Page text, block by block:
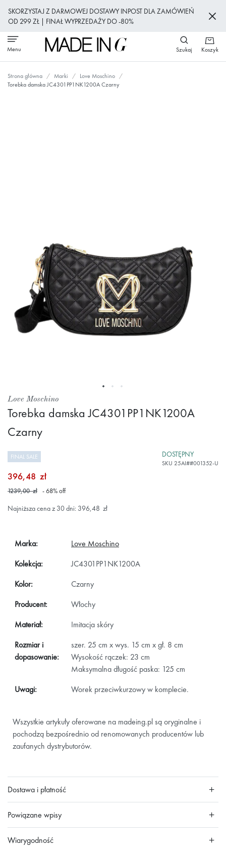
SKORZYSTAJ Z DARMOWEJ DOSTAWY INPOST DLA ZAMÓWIEŃ
OD 299 ZŁ | FINAŁ WYPRZEDAŻY DO -80%
do
treści
Menu Szukaj Koszyk
Strona główna Marki
Love Moschino
Torebka damska JC4301PP1NK1200A Czarny
Przejdź
na
początek
galerii
Love Moschino
Torebka damska JC4301PP1NK1200A
Czarny
FINAL SALE DOSTĘPNY
SKU 25AI##001352-U
396,48 zł
1239,00 zł - 68%off
Najniższa cena z 30 dni: 396,48 zł
Marka:
Love Moschino
Kolekcja:
JC4301PP1NK1200A
Kolor:
Czarny
Producent:
Włochy
Materiał:
Imitacja skóry
Rozmiar i
dopasowanie:
szer. 25 cm x wys. 15 cm x gł. 8 cm
Wysokość rączek: 23 cm
Maksymalna długość paska: 125 cm
Uwagi:
Worek przeciwkurzowy w komplecie.
Wszystkie artykuły oferowane na madeing.pl są oryginalne i
pochodzą bezpośrednio od renomowanych producentów lub
zaufanych dystrybutorów.
Dostawa i płatność
Powiązane wpisy
Wiarygodność